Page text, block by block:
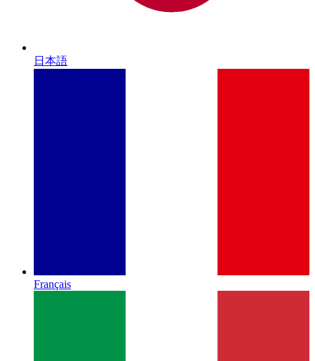
日本語
Français